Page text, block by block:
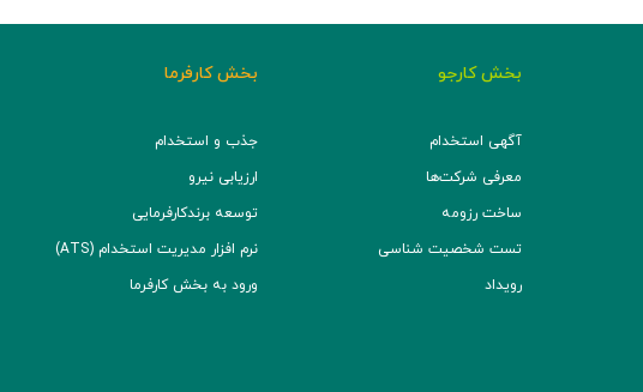
بخش کارجو
آگهی استخدام
معرفی شرکت‌ها
ساخت رزومه
تست شخصیت شناسی
رویداد
بخش کارفرما
جذب و استخدام
ارزیابی نیرو
توسعه برند‌کارفرمایی
نرم افزار مدیریت استخدام (ATS)
ورود به بخش کارفرما